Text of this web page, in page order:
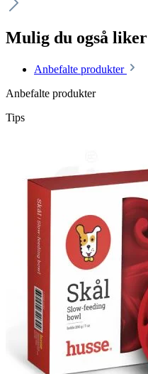
Mulig du også liker
Anbefalte produkter
Anbefalte produkter
Tips